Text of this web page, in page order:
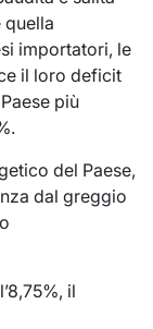
quella
importatori, le
il loro deficit
più
del Paese,
dal greggio
il